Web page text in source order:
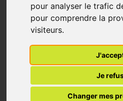
pour analyser le trafic
pour comprendre la
visiteurs.
Je
Changer mes